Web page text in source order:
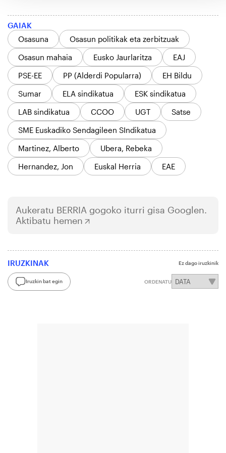
GAIAK
Osasuna
Osasun politikak eta zerbitzuak
Osasun mahaia
Eusko Jaurlaritza
EAJ
PSE-EE
PP (Alderdi Popularra)
EH Bildu
Sumar
ELA sindikatua
ESK sindikatua
LAB sindikatua
CCOO UGT
Satse
SME Euskadiko Sendagileen SIndikatua
Martinez, Alberto
Ubera, Rebeka
Hernandez, Jon
Euskal Herria EAE
Aukeratu BERRIA gogoko iturri gisa Googlen.
Aktibatu hemen
IRUZKINAK Ez dago iruzkinik
Iruzkin bat egin ORDENATU